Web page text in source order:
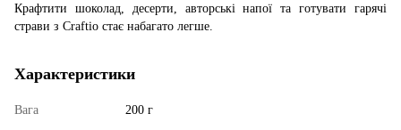
Крафтити шоколад, десерти, авторські напої та готувати гарячі
страви з Craftio стає набагато легше.
Характеристики
Вага 200 г